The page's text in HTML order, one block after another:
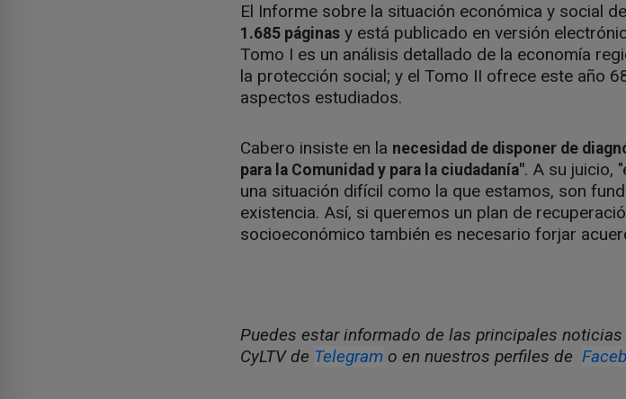
El Informe sobre la situación económica y social
1.685 páginas y está publicado en versión
Tomo I es un análisis detallado de la economía
la protección social; y el Tomo II ofrece este año
aspectos estudiados.
Cabero insiste en la necesidad de disponer de
para la Comunidad y para la ciudadanía". A su juicio,
una situación difícil como la que estamos, son
existencia. Así, si queremos un plan de
socioeconómico también es necesario forjar
Puedes estar informado de las principales
CyLTV de Telegram o en nuestros perfiles de